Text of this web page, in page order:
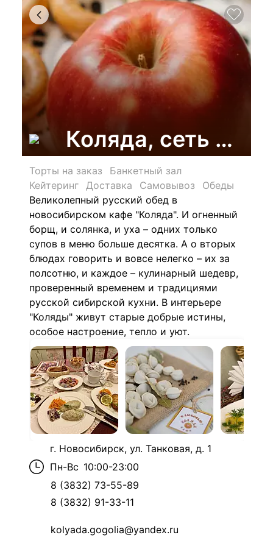
Коляда, сеть кафе
Торты на заказ
Банкетный зал
Кейтеринг Доставка Самовывоз
Обеды
Великолепный русский обед в
новосибирском кафе "Коляда". И огненный
борщ, и солянка, и уха – одних только
супов в меню больше десятка. А о вторых
блюдах говорить и вовсе нелегко – их за
полсотню, и каждое – кулинарный шедевр,
проверенный временем и традициями
русской сибирской кухни. В интерьере
"Коляды" живут старые добрые истины,
особое настроение, тепло и уют.
г. Новосибирск, ул. Танковая, д. 1
Пн-Вс 10:00-23:00
8 (3832) 73-55-89
8 (3832) 91-33-11
kolyada.gogolia@yandex.ru